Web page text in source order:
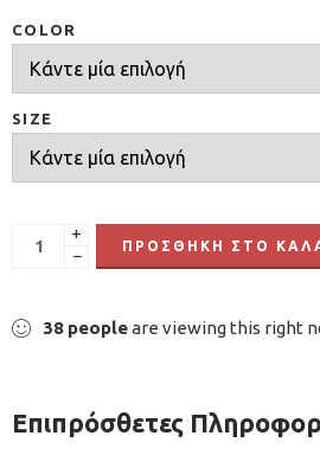
COLOR
SIZE
+
−
ΠΡΟΣΘΉΚΗ ΣΤΟ
38 peopleare viewing this right
Επιπρόσθετες